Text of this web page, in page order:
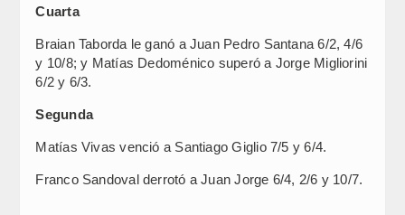
Cuarta
Braian Taborda le ganó a Juan Pedro Santana 6/2, 4/6
y 10/8; y Matías Dedoménico superó a Jorge Migliorini
6/2 y 6/3.
Segunda
Matías Vivas venció a Santiago Giglio 7/5 y 6/4.
Franco Sandoval derrotó a Juan Jorge 6/4, 2/6 y 10/7.